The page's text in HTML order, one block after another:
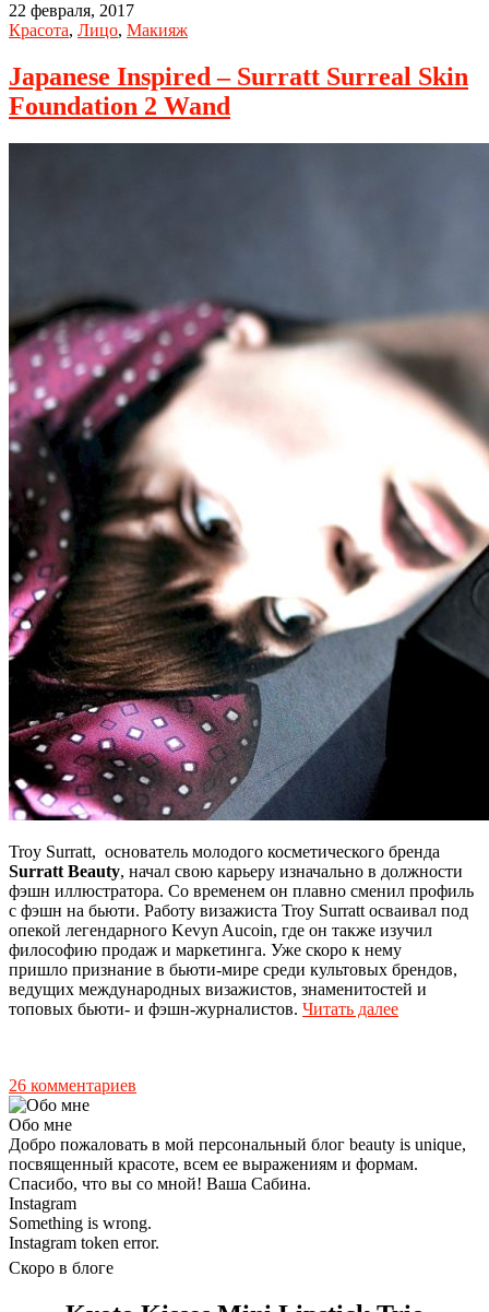
22 февраля, 2017
Красота, Лицо, Макияж
Japanese Inspired – Surratt Surreal Skin
Foundation 2 Wand
Troy Surratt, основатель молодого косметического бренда
Surratt Beauty, начал свою карьеру изначально в должности
фэшн иллюстратора. Со временем он плавно сменил профиль
с фэшн на бьюти. Работу визажиста Troy Surratt осваивал под
опекой легендарного Kevyn Aucoin, где он также изучил
философию продаж и маркетинга. Уже скоро к нему
пришло признание в бьюти-мире среди культовых брендов,
ведущих международных визажистов, знаменитостей и
топовых бьюти- и фэшн-журналистов. Читать далее
26 комментариев
Обо мне
Добро пожаловать в мой персональный блог beauty is unique,
посвященный красоте, всем ее выражениям и формам.
Спасибо, что вы со мной! Ваша Сабина.
Instagram
Something is wrong.
Instagram token error.
Скоро в блоге